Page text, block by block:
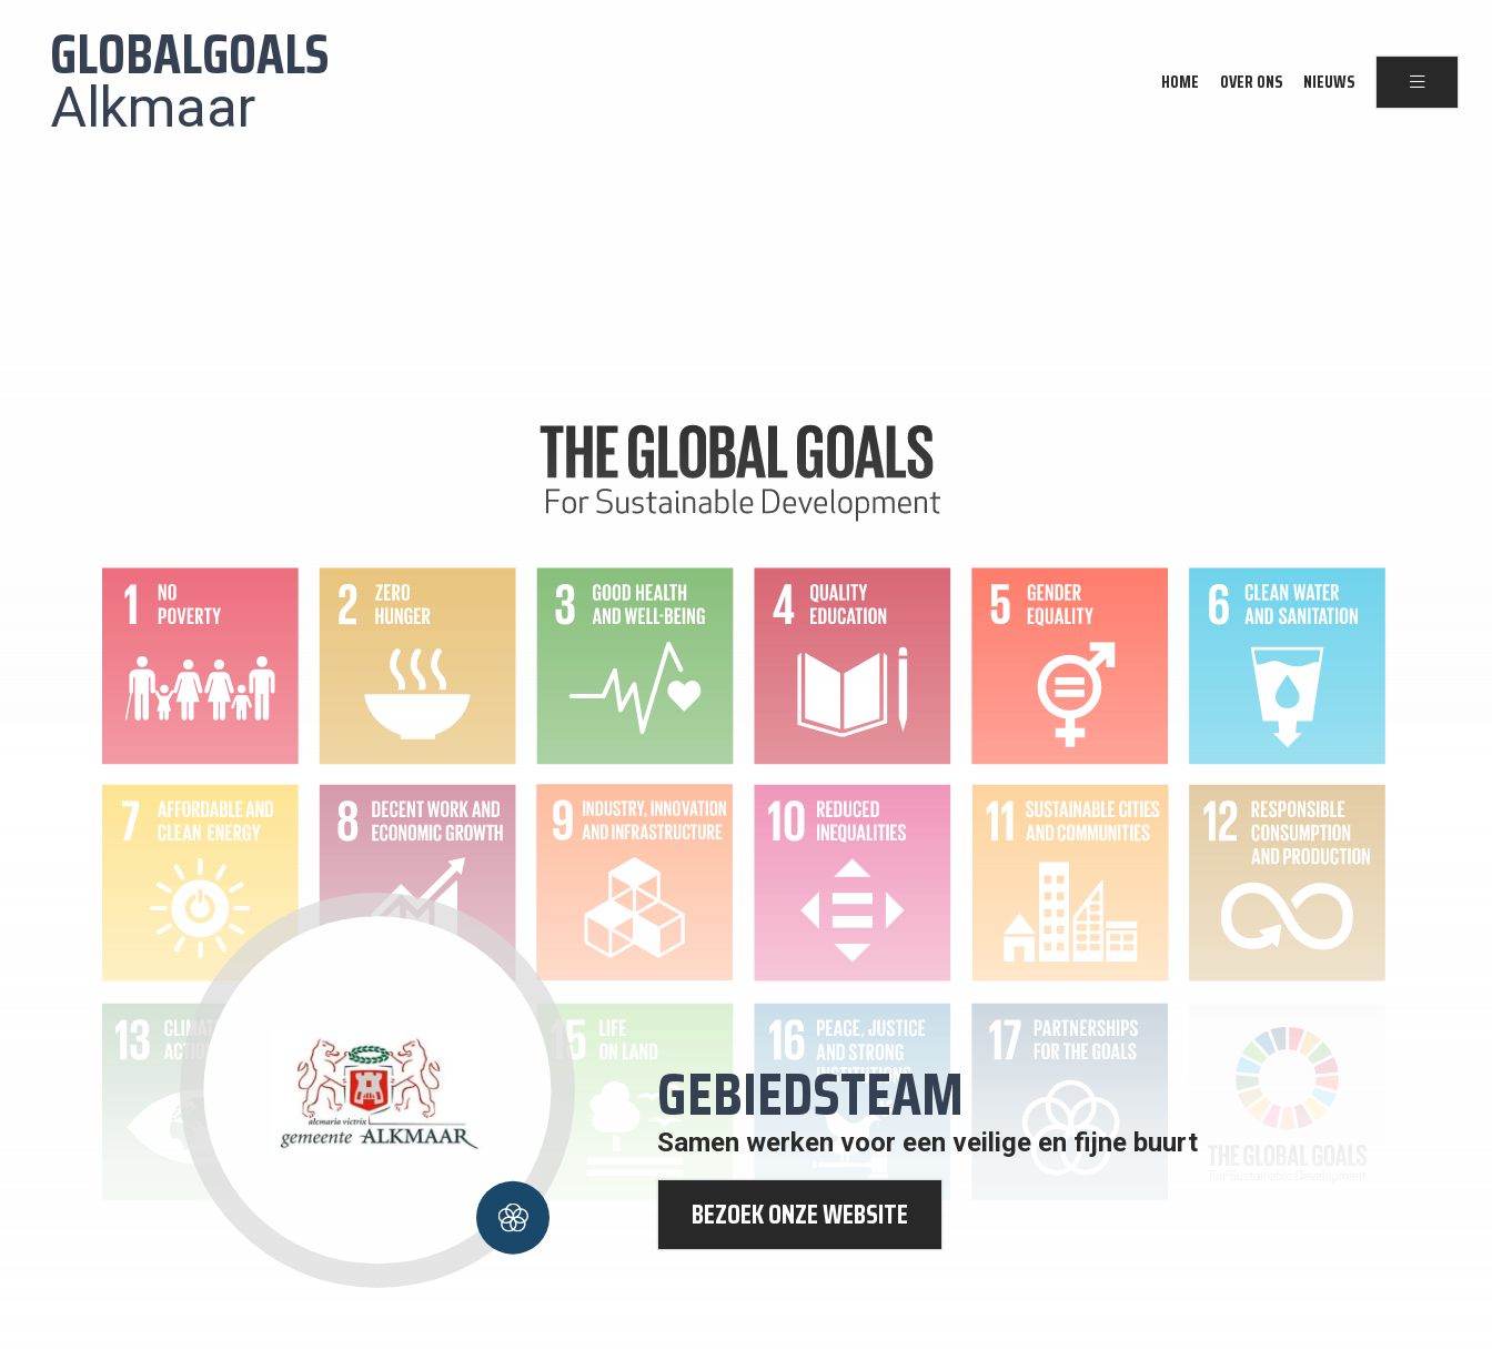
GLOBALGOALS
Alkmaar HOME OVER ONS NIEUWS
PARTNERSCHAP
OM
DOELSTELLINGEN
TE BEREIKEN
GEBIEDSTEAM
Samen werken voor een veilige en fijne buurt
BEZOEK ONZE WEBSITE